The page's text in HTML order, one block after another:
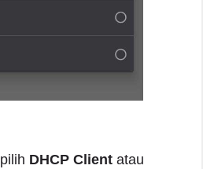
pilih DHCP Client atau